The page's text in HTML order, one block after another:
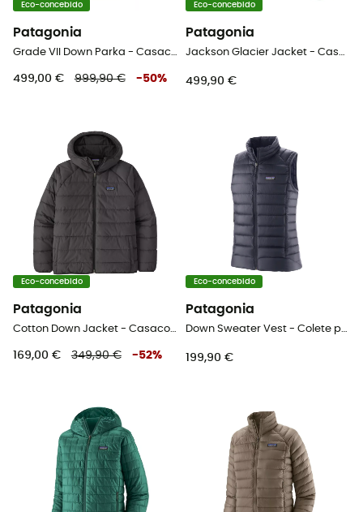
Eco-concebido
Patagonia
Grade VII Down Parka - Casaco penas
499,00 € 999,90 € -50%
Eco-concebido
Patagonia
Jackson Glacier Jacket - Casaco penas homem
499,90 €
Eco-concebido
Patagonia
Cotton Down Jacket - Casaco penas
169,00 € 349,90 € -52%
Eco-concebido
Patagonia
Down Sweater Vest - Colete penas mulher
199,90 €